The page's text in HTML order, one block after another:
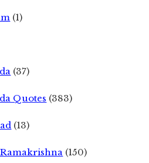
(1)
(37)
Quotes (383)
(13)
(150)